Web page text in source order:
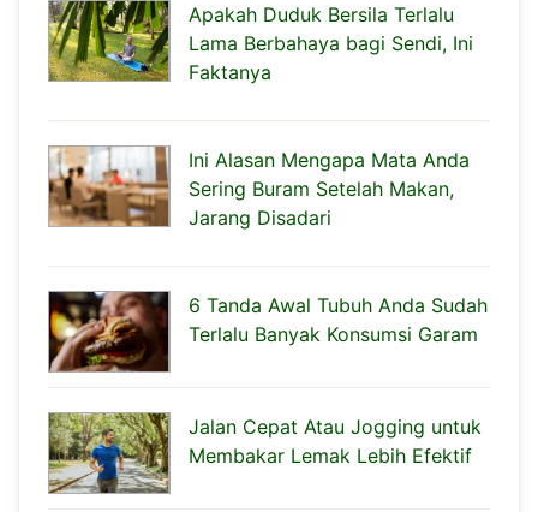
Apakah Duduk Bersila Terlalu
Lama Berbahaya bagi Sendi, Ini
Faktanya
Ini Alasan Mengapa Mata Anda
Sering Buram Setelah Makan,
Jarang Disadari
6 Tanda Awal Tubuh Anda Sudah
Terlalu Banyak Konsumsi Garam
Jalan Cepat Atau Jogging untuk
Membakar Lemak Lebih Efektif